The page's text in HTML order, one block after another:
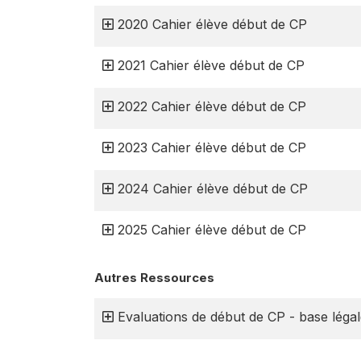
2020 Cahier élève début de CP
2021 Cahier élève début de CP
2022 Cahier élève début de CP
2023 Cahier élève début de CP
2024 Cahier élève début de CP
2025 Cahier élève début de CP
Autres Ressources
Evaluations de début de CP - base